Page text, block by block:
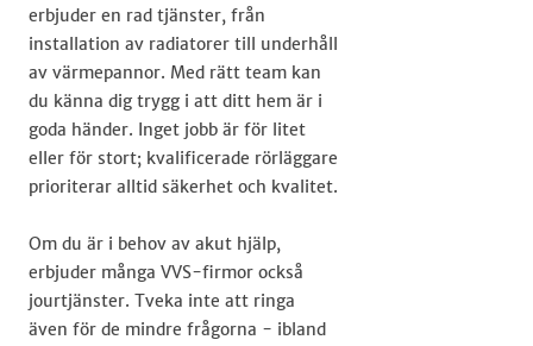
erbjuder en rad tjänster, från
installation av radiatorer till underhåll
av värmepannor. Med rätt team kan
du känna dig trygg i att ditt hem är i
goda händer. Inget jobb är för litet
eller för stort; kvalificerade rörläggare
prioriterar alltid säkerhet och kvalitet.
Om du är i behov av akut hjälp,
erbjuder många VVS-firmor också
jourtjänster. Tveka inte att ringa
även för de mindre frågorna - ibland